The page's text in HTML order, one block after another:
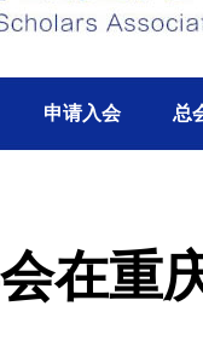
申请入会 总
在重